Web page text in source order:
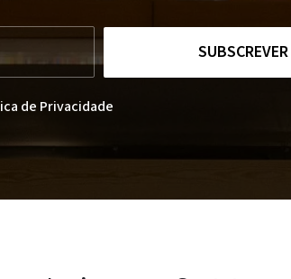
SUBSCREVER
de Privacidade